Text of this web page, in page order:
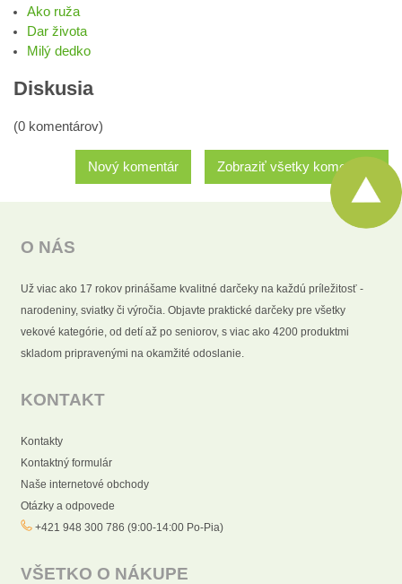
Ako ruža
Dar života
Milý dedko
Diskusia
(0 komentárov)
Zobraziť všetky komentáre
Nový komentár
O NÁS
Už viac ako 17 rokov prinášame kvalitné darčeky na každú príležitosť -
narodeniny, sviatky či výročia. Objavte praktické darčeky pre všetky
vekové kategórie, od detí až po seniorov, s viac ako 4200 produktmi
skladom pripravenými na okamžité odoslanie.
KONTAKT
Kontakty
Kontaktný formulár
Naše internetové obchody
Otázky a odpovede
+421 948 300 786 (9:00-14:00 Po-Pia)
VŠETKO O NÁKUPE